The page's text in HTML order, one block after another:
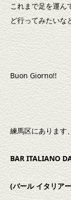
これまで足を運ん
ど行ってみたいな
Buon Giorno!!
練馬区にあります
BAR ITALIANO
(バール イタリア